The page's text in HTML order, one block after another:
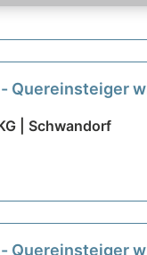
Quereinsteiger
| Schwandorf
Quereinsteiger